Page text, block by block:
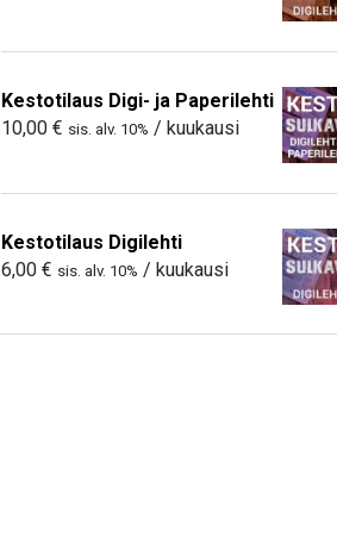
Kestotilaus Digi- ja Paperilehti
10,00 € sis. alv. 10% / kuukausi
Kestotilaus Digilehti
6,00 € sis. alv. 10% / kuukausi